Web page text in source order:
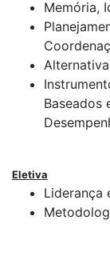
Memória,
Baseados
Eletiva
Liderança